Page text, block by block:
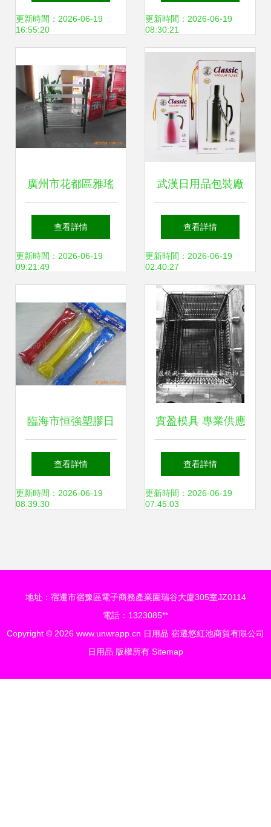
與深度解析
更新時間：2026-06-19
16:55:20
庫網PNG格式圖片
資源
更新時間：2026-06-19
08:30:21
廣州市花都區雅瑤
藍御天日用品廠 專
注品質，服務生活
查看詳情
更新時間：2026-06-19
09:21:49
武漢日用品包裝廠
家 創新工藝與市場
需求的完美融合
查看詳情
更新時間：2026-06-19
02:40:27
臨海市恒強塑膠日
用品廠 匠心制造，
點亮品質生活
查看詳情
更新時間：2026-06-19
08:39:30
實盈模具 專業供應
塑料水印模具，臺
州黃巖的日用品模
查看詳情
更新時間：2026-06-19
07:45:03
地址：宿遷市宿豫區電子商務產業園瑞谷大廈305室JZ0114
電話：1323085**
Copyright © 2026 www.unwrapp.cn 日用品 宿遷悠紅池商貿有限公司
日用品 版權所有 Sitemap